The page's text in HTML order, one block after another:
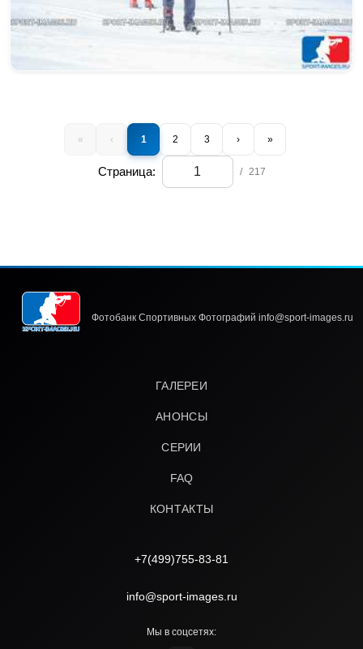
« ‹ 1 2 3 › »
Страница: / 217
Фотобанк Спортивных Фотографий info@sport-images.ru
ГАЛЕРЕИ
АНОНСЫ
СЕРИИ
FAQ
КОНТАКТЫ
+7(499)755-83-81
info@sport-images.ru
Мы в соцсетях: